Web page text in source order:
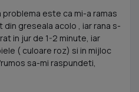
este ca mi-a ramas
din greseala acolo , iar rana s-
in jur de 1-2 minute, iar
( culoare roz) si in mijloc
sa-mi raspundeti,